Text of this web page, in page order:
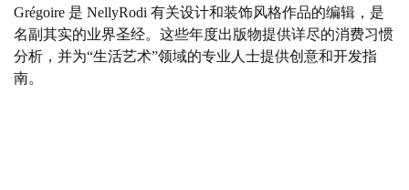
Grégoire 是 NellyRodi 有关设计和装饰风格作品的编辑，是
名副其实的业界圣经。这些年度出版物提供详尽的消费习惯
分析，并为“生活艺术”领域的专业人士提供创意和开发指
南。